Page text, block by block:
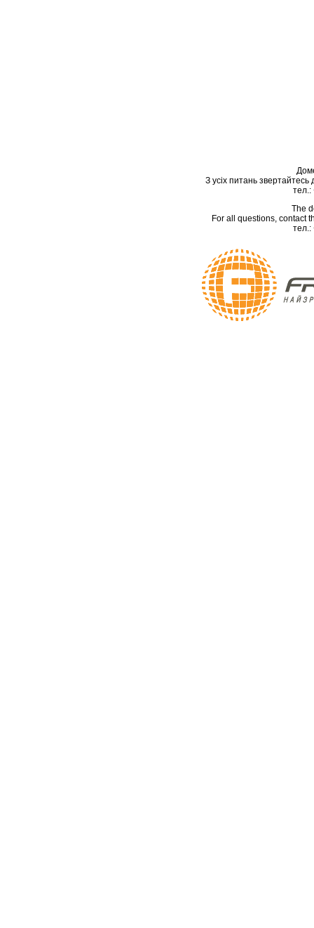
З усіх питань звертайтесь
тел.:
The
For all questions, contact
тел.: